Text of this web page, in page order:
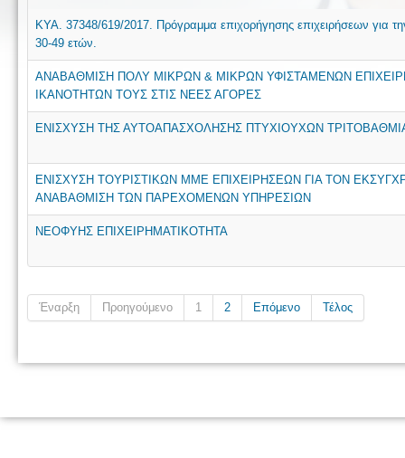
KYA. 37348/619/2017. Πρόγραμμα επιχορήγησης επιχειρήσεων για
30-49 ετών.
ΑΝΑΒΑΘΜΙΣΗ ΠΟΛΥ ΜΙΚΡΩΝ & ΜΙΚΡΩΝ ΥΦΙΣΤΑΜΕΝΩΝ
ΙΚΑΝΟΤΗΤΩΝ ΤΟΥΣ ΣΤΙΣ ΝΕΕΣ ΑΓΟΡΕΣ
ΕΝΙΣΧΥΣΗ ΤΗΣ ΑΥΤΟΑΠΑΣΧΟΛΗΣΗΣ ΠΤΥΧΙΟΥΧΩΝ
ΕΝΙΣΧΥΣΗ ΤΟΥΡΙΣΤΙΚΩΝ ΜΜΕ ΕΠΙΧΕΙΡΗΣΕΩΝ ΓΙΑ ΤΟΝ
ΑΝΑΒΑΘΜΙΣΗ ΤΩΝ ΠΑΡΕΧΟΜΕΝΩΝ ΥΠΗΡΕΣΙΩΝ
ΝΕΟΦΥΗΣ ΕΠΙΧΕΙΡΗΜΑΤΙΚΟΤΗΤΑ
Έναρξη Προηγούμενο 1 2 Επόμενο Τέλος